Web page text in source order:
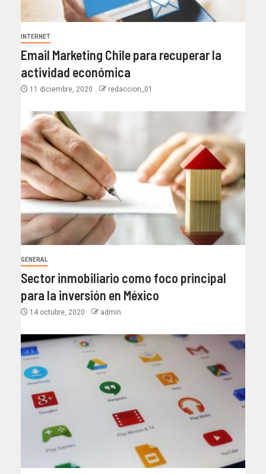
INTERNET
Email Marketing Chile para recuperar la
actividad económica
11 diciembre, 2020 redaccion_01
GENERAL
Sector inmobiliario como foco principal
para la inversión en México
14 octubre, 2020 admin